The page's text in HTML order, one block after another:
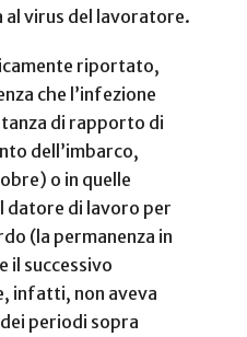
virus del lavoratore.
riportato,
che l’infezione
di rapporto di
dell’imbarco,
o in quelle
di lavoro per
(la permanenza in
il successivo
infatti, non aveva
periodi sopra